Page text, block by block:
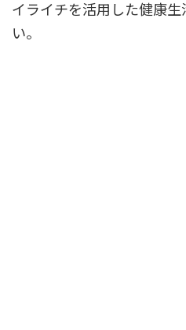
イライチを活用した健康
い。